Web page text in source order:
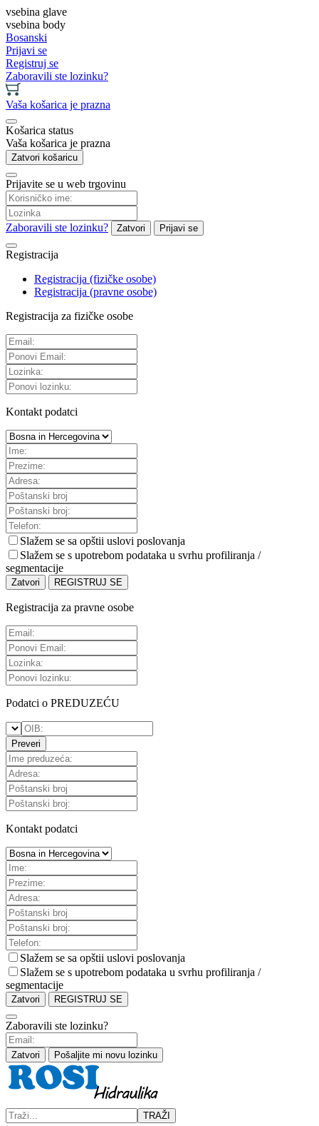
vsebina glave
vsebina body
Bosanski
Prijavi se
Registruj se
Zaboravili ste lozinku?
Vaša košarica je prazna
Košarica status
Vaša košarica je prazna
Zatvori košaricu
Prijavite se u web trgovinu
Zaboravili ste lozinku? Zatvori Prijavi se
Registracija
Registracija (fizičke osobe)
Registracija (pravne osobe)
Registracija za fizičke osobe
Kontakt podatci
Slažem se sa opštii uslovi poslovanja
Slažem se s upotrebom podataka u svrhu profiliranja /
segmentacije
Zatvori REGISTRUJ SE
Registracija za pravne osobe
Podatci o PREDUZEĆU
Preveri
Kontakt podatci
Slažem se sa opštii uslovi poslovanja
Slažem se s upotrebom podataka u svrhu profiliranja /
segmentacije
Zatvori REGISTRUJ SE
Zaboravili ste lozinku?
Zatvori Pošaljite mi novu lozinku
TRAŽI